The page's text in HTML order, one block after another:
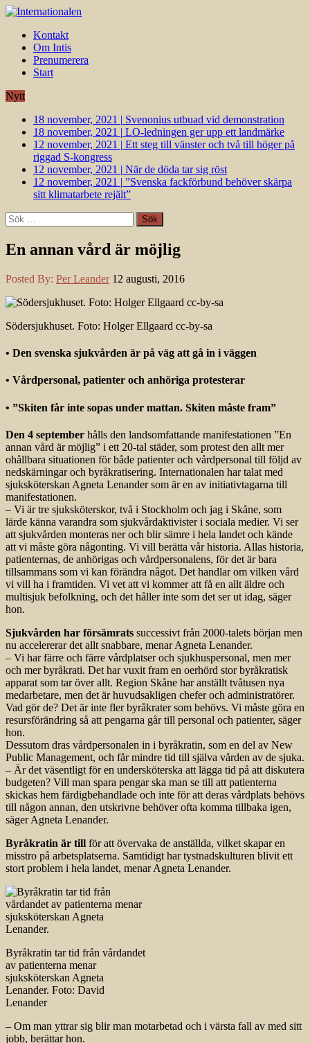
Kontakt
Om Intis
Prenumerera
Start
Nytt
18 november, 2021 | Svenonius utbuad vid demonstration
18 november, 2021 | LO-ledningen ger upp ett landmärke
12 november, 2021 | Ett steg till vänster och två till höger på
riggad S-kongress
12 november, 2021 | När de döda tar sig röst
12 november, 2021 | ”Svenska fackförbund behöver skärpa
sitt klimatarbete rejält”
Sök
efter:
En annan vård är möjlig
Posted By: Per Leander 12 augusti, 2016
Södersjukhuset. Foto: Holger Ellgaard cc-by-sa
• Den svenska sjukvården är på väg att gå in i väggen
• Vårdpersonal, patienter och anhöriga protesterar
• ”Skiten får inte sopas under mattan. Skiten måste fram”
Den 4 september hålls den landsomfattande manifestationen ”En
annan vård är möjlig” i ett 20-tal städer, som protest den allt mer
ohållbara situationen för både patienter och vårdpersonal till följd av
nedskärningar och byråkratisering. Internationalen har talat med
sjuksköterskan Agneta Lenander som är en av initiativtagarna till
manifestationen.
– Vi är tre sjuksköterskor, två i Stockholm och jag i Skåne, som
lärde känna varandra som sjukvårdaktivister i sociala medier. Vi ser
att sjukvården monteras ner och blir sämre i hela landet och kände
att vi måste göra någonting. Vi vill berätta vår historia. Allas historia,
patienternas, de anhörigas och vårdpersonalens, för det är bara
tillsammans som vi kan förändra något. Det handlar om vilken vård
vi vill ha i framtiden. Vi vet att vi kommer att få en allt äldre och
multisjuk befolkning, och det håller inte som det ser ut idag, säger
hon.
Sjukvården har försämrats successivt från 2000-talets början men
nu accelererar det allt snabbare, menar Agneta Lenander.
– Vi har färre och färre vårdplatser och sjukhuspersonal, men mer
och mer byråkrati. Det har vuxit fram en oerhörd stor byråkratisk
apparat som tar över allt. Region Skåne har anställt tvåtusen nya
medarbetare, men det är huvudsakligen chefer och administratörer.
Vad gör de? Det är inte fler byråkrater som behövs. Vi måste göra en
resursförändring så att pengarna går till personal och patienter, säger
hon.
Dessutom dras vårdpersonalen in i byråkratin, som en del av New
Public Management, och får mindre tid till själva vården av de sjuka.
– Är det väsentligt för en undersköterska att lägga tid på att diskutera
budgeten? Vill man spara pengar ska man se till att patienterna
skickas hem färdigbehandlade och inte för att deras vårdplats behövs
till någon annan, den utskrivne behöver ofta komma tillbaka igen,
säger Agneta Lenander.
Byråkratin är till för att övervaka de anställda, vilket skapar en
misstro på arbetsplatserna. Samtidigt har tystnadskulturen blivit ett
stort problem i hela landet, menar Agneta Lenander.
Byråkratin tar tid från vårdandet
av patienterna menar
sjuksköterskan Agneta
Lenander. Foto: David
Lenander
– Om man yttrar sig blir man motarbetad och i värsta fall av med sitt
jobb, berättar hon.